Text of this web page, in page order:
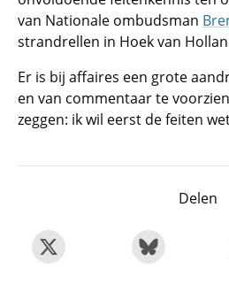
van Nationale ombudsman
strandrellen in Hoek van
Er is bij affaires een grote
en van commentaar te
zeggen: ik wil eerst de feiten
Delen